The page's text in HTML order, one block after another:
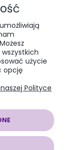
43-100 Tychy, woj.
| NIP:
użycie
opcję
Polityce